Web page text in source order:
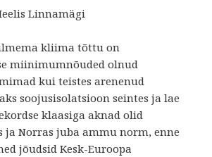
Linnamägi
kliima tõttu on
miinimumnõuded olnud
kui teistes arenenud
soojusisolatsioon seintes ja lae
klaasiga aknad olid
ja Norras juba ammu norm, enne
jõudsid Kesk-Euroopa